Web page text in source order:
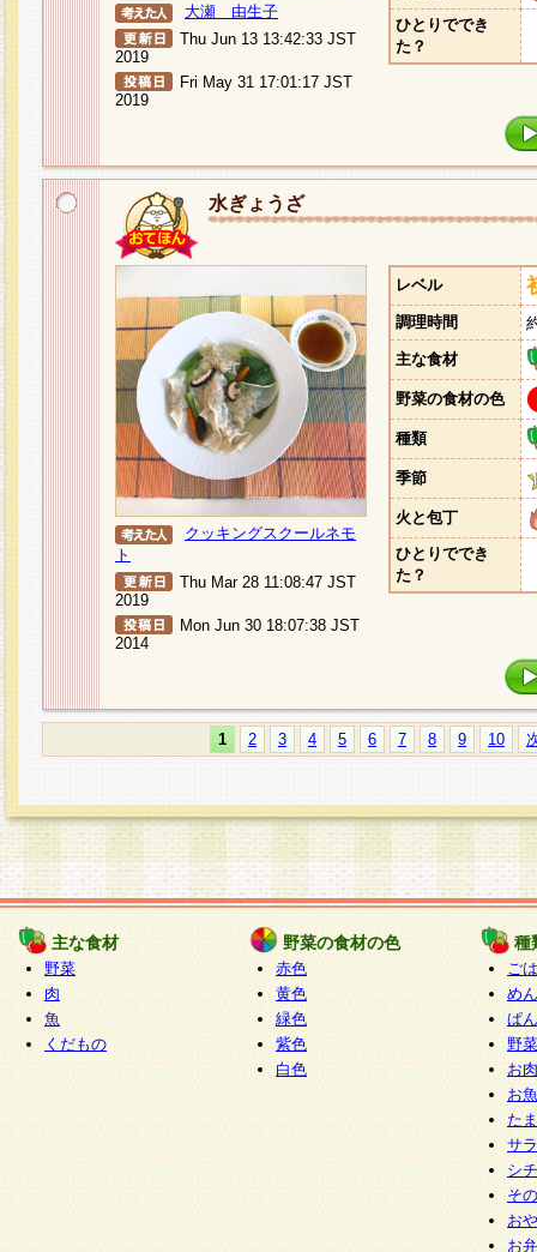
大瀬 由生子
Thu Jun 13 13:42:33 JST
2019
Fri May 31 17:01:17 JST
2019
ひとりででき
た？
水ぎょうざ
クッキングスクールネモ
ト
Thu Mar 28 11:08:47 JST
2019
Mon Jun 30 18:07:38 JST
2014
レベル
調理時間
主な食材
野菜の食材の色
種類
季節
火と包丁
ひとりででき
た？
1 2 3 4 5 6 7 8 9 10
主な食材
野菜
肉
魚
くだもの
野菜の食材の色
赤色
黄色
緑色
紫色
白色
種
ご
めん
ぱん
野
お
お
た
サ
シ
そ
お
お